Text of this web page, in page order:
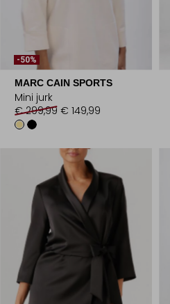
-50%
MARC CAIN SPORTS
Mini jurk
€ 299,99 € 149,99